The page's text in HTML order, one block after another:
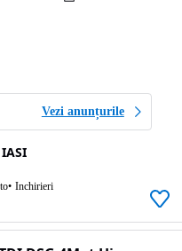
Vezi anunțurile
Inchirieri